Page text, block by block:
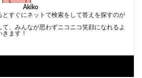
Akiko
とすぐにネットで検索をして答えを探すのが
、みんなが思わずニコニコ笑顔になれるよ
ます！